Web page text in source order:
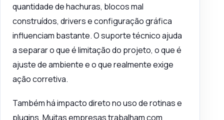
quantidade de hachuras, blocos mal
construídos, drivers e configuração gráfica
influenciam bastante. O suporte técnico ajuda
a separar o que é limitação do projeto, o que é
ajuste de ambiente e o que realmente exige
ação corretiva.
Também há impacto direto no uso de rotinas e
plugins. Muitas empresas trabalham com